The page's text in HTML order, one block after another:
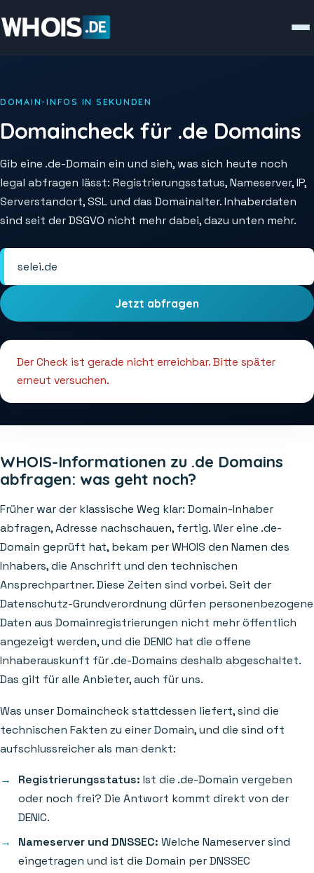
DOMAIN-INFOS IN SEKUNDEN
Domaincheck für .de Domains
Gib eine .de-Domain ein und sieh, was sich heute noch
legal abfragen lässt: Registrierungsstatus, Nameserver, IP,
Serverstandort, SSL und das Domainalter. Inhaberdaten
sind seit der DSGVO nicht mehr dabei, dazu unten mehr.
Jetzt abfragen
Der Check ist gerade nicht erreichbar. Bitte später
erneut versuchen.
WHOIS-Informationen zu .de Domains
abfragen: was geht noch?
Früher war der klassische Weg klar: Domain-Inhaber
abfragen, Adresse nachschauen, fertig. Wer eine .de-
Domain geprüft hat, bekam per WHOIS den Namen des
Inhabers, die Anschrift und den technischen
Ansprechpartner. Diese Zeiten sind vorbei. Seit der
Datenschutz-Grundverordnung dürfen personenbezogene
Daten aus Domainregistrierungen nicht mehr öffentlich
angezeigt werden, und die DENIC hat die offene
Inhaberauskunft für .de-Domains deshalb abgeschaltet.
Das gilt für alle Anbieter, auch für uns.
Was unser Domaincheck stattdessen liefert, sind die
technischen Fakten zu einer Domain, und die sind oft
aufschlussreicher als man denkt:
Registrierungsstatus: Ist die .de-Domain vergeben
oder noch frei? Die Antwort kommt direkt von der
DENIC.
Nameserver und DNSSEC: Welche Nameserver sind
eingetragen und ist die Domain per DNSSEC